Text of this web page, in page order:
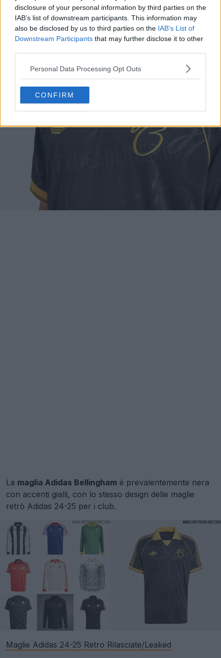
disclosure of your personal information by third parties on the
IAB’s list of downstream participants. This information may
also be disclosed by us to third parties on the IAB’s List of
Downstream Participants that may further disclose it to other
Personal Data Processing Opt Outs
CONFIRM
La maglia Adidas Bellingham è prevalentemente nera
con accenti gialli, con lo stesso design delle maglie
retrò Adidas 24-25 per i club.
Maglie Adidas 24-25 Retro Rilasciate/Leaked